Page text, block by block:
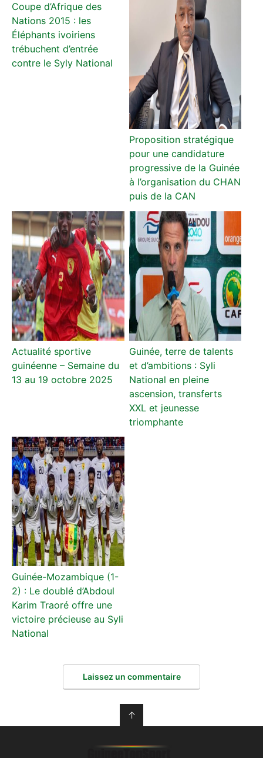
Coupe d’Afrique des
Nations 2015 : les
Éléphants ivoiriens
trébuchent d’entrée
contre le Syly National
Proposition stratégique
pour une candidature
progressive de la Guinée
à l’organisation du CHAN
puis de la CAN
Actualité sportive
guinéenne – Semaine du
13 au 19 octobre 2025
Guinée, terre de talents
et d’ambitions : Syli
National en pleine
ascension, transferts
XXL et jeunesse
triomphante
Guinée-Mozambique (1-
2) : Le doublé d’Abdoul
Karim Traoré offre une
victoire précieuse au Syli
National
Laissez un commentaire
↑